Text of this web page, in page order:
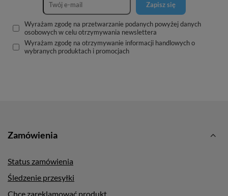
Zapisz się
Wyrażam zgodę na przetwarzanie podanych powyżej danych
osobowych w celu otrzymywania newslettera
Wyrażam zgodę na otrzymywanie informacji handlowych o
wybranych produktach i promocjach
Zamówienia
Status zamówienia
Śledzenie przesyłki
Chcę zareklamować produkt